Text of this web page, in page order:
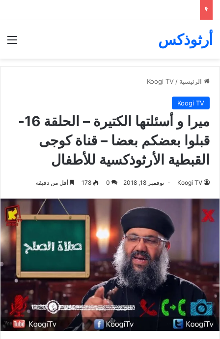
أرثوذكس
الرئيسية /
Koogi TV
Koogi TV
ميرا و أسئلتها الكتيرة – الحلقة 16-
قبلوا بعضكم بعضا – قناة كوجى
القبطية الأرثوذكسية للأطفال
Koogi TV نوفمبر 18, 2018 0
178 أقل من دقيقة